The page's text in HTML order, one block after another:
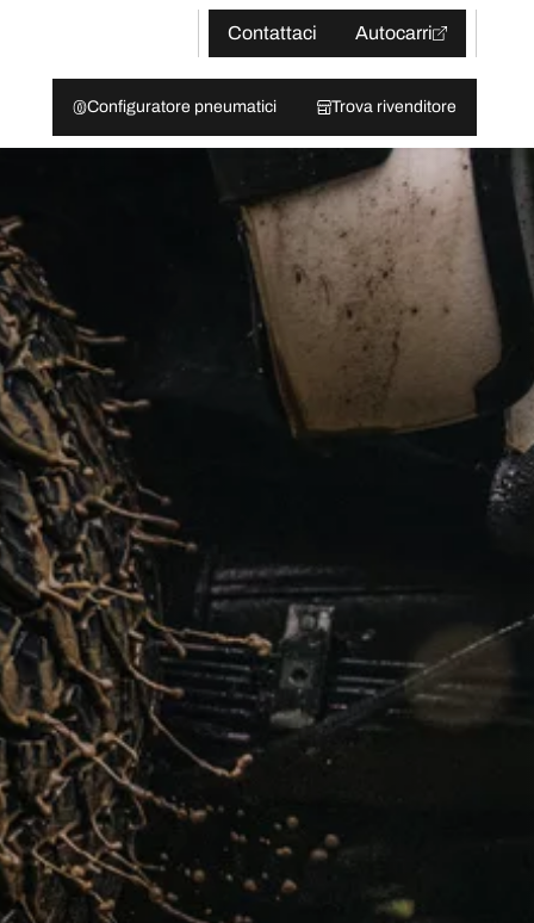
Contattaci
Autocarri
Configuratore pneumatici Trova rivenditore